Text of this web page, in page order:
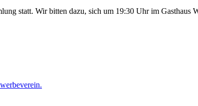
statt. Wir bitten dazu, sich um 19:30 Uhr im Gasthaus